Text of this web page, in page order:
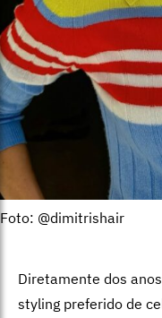
Foto: @dimitrishair
Diretamente dos
styling preferido de